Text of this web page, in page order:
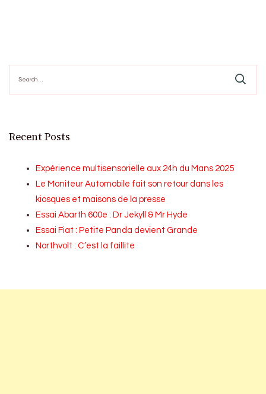
for:
Recent Posts
Expérience multisensorielle aux 24h du Mans 2025
Le Moniteur Automobile fait son retour dans les
kiosques et maisons de la presse
Essai Abarth 600e : Dr Jekyll & Mr Hyde
Essai Fiat : Petite Panda devient Grande
Northvolt : C’est la faillite